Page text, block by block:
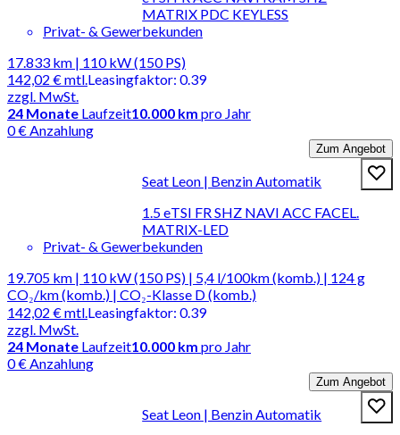
MATRIX PDC KEYLESS
Privat- & Gewerbekunden
17.833 km | 110 kW (150 PS)
142,02 €mtl.
zzgl. MwSt.
Leasingfaktor: 0.39
24 Monate Laufzeit10.000 km pro Jahr
0 € Anzahlung
Zum Angebot
Seat Leon | Benzin Automatik
1.5 eTSI FR SHZ NAVI ACC FACEL.
MATRIX-LED
Privat- & Gewerbekunden
19.705 km | 110 kW (150 PS) | 5,4 l/100km (komb.) | 124 g
CO₂/km (komb.) | CO₂-Klasse D (komb.)
142,02 €mtl.
zzgl. MwSt.
Leasingfaktor: 0.39
24 Monate Laufzeit10.000 km pro Jahr
0 € Anzahlung
Zum Angebot
Seat Leon | Benzin Automatik